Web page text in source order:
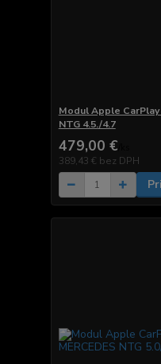
Modul Apple CarPlay
NTG 4.5./4.7
479,00 €
389,43 € bez DPH